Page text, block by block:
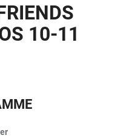
10-11